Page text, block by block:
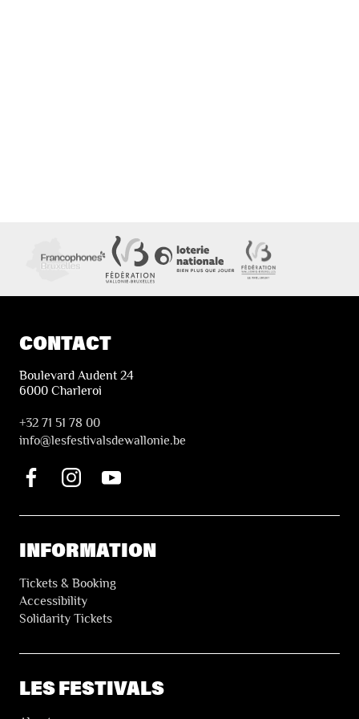
CONTACT
Boulevard Audent 24
6000 Charleroi
+32 71 51 78 00
info@lesfestivalsdewallonie.be
INFORMATION
Tickets & Booking
Accessibility
Solidarity Tickets
LES FESTIVALS